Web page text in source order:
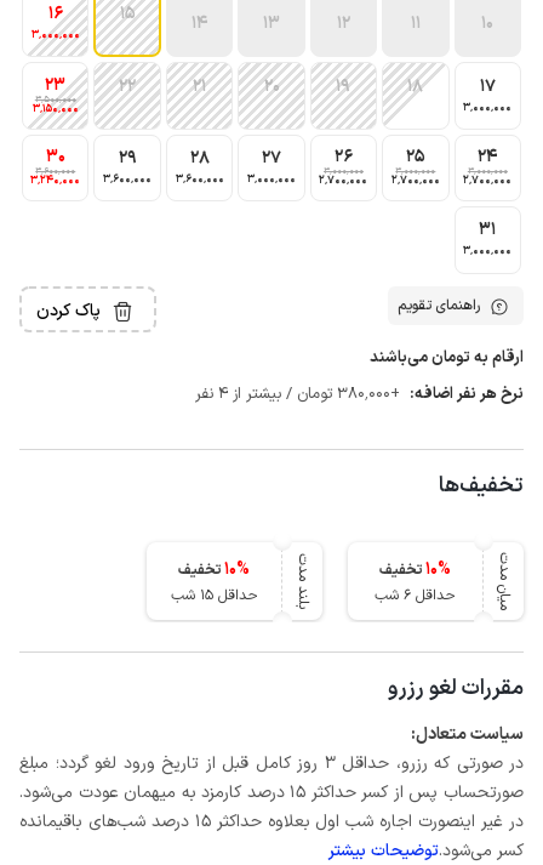
10
11
12
13
14
15
16
3٬000٬000
17
3٬000٬000
18
19
20
21
22
23
3٬500٬000
3٬150٬000
24
3٬000٬000
2٬700٬000
25
3٬000٬000
2٬700٬000
26
3٬000٬000
2٬700٬000
27
3٬000٬000
28
3٬600٬000
29
3٬600٬000
30
3٬600٬000
3٬240٬000
31
3٬000٬000
راهنمای تقویم پاک کردن
ارقام به تومان می‌باشند
نرخ هر نفر اضافه: +380٬000 تومان / بیشتر از 4 نفر
تخفیف‌ها
میان مدت 10%
تخفیف
حداقل 6 شب
بلند مدت 10%
تخفیف
حداقل 15 شب
مقررات لغو رزرو
سیاست متعادل:
در صورتی که رزرو، حداقل 3 روز کامل قبل از تاریخ ورود لغو گردد؛ مبلغ
صورتحساب پس از کسر حداکثر 15 درصد کارمزد به میهمان عودت می‌شود.
در غیر اینصورت اجاره شب اول بعلاوه حداکثر 15 درصد شب‌های باقیمانده
کسر می‌شود.توضیحات بیشتر